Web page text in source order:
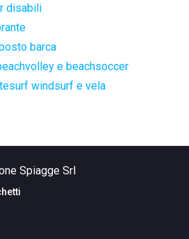
disabili
barca
e beachsoccer
windsurf e vela
Spiagge Srl